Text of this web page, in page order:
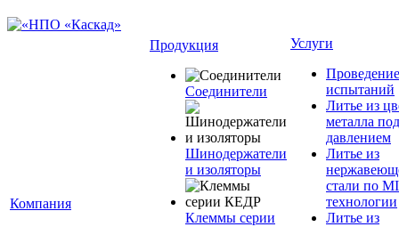
Компания
Продукция
Соединители
Шинодержатели
и изоляторы
Клеммы серии
Услуги
Проведение
испытаний
Литье из
металла под
давлением
Литье из
стали по
технологии
Литье из